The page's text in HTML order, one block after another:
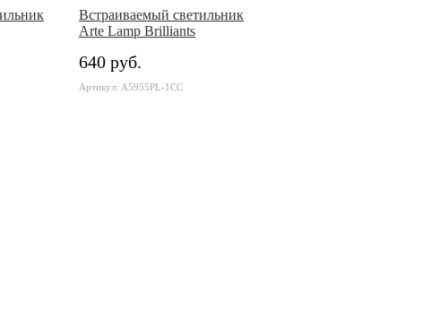
Встраиваемый светильник
Arte Lamp Brilliants
640 руб.
Артикул: A5955PL-1CC